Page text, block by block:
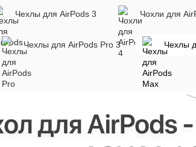
Чехлы для AirPods 3 Чохли для
Чехлы для AirPods Pro 3 Чехлы